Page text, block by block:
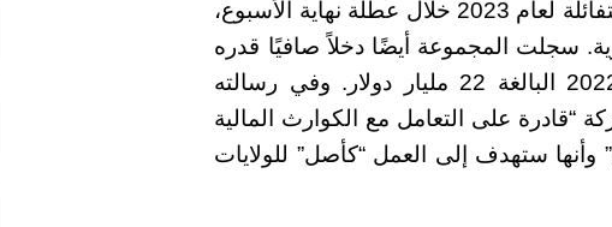
الاثنين بعد أن أعلنت شركة وارن بافيت عن نتائج متفائلة لعام 2023 خلال عطلة نهاية الأسبوع،
سجلت المجموعة أيضًا دخلاً صافيًا قدره
97.1 مليار دولار، وهو تحسن من خسارة عام 2022 البالغة 22 مليار دولار. وفي رسالته
“قادرة على التعامل مع الكوارث المالية
ستهدف إلى العمل “كأصل” للولايات